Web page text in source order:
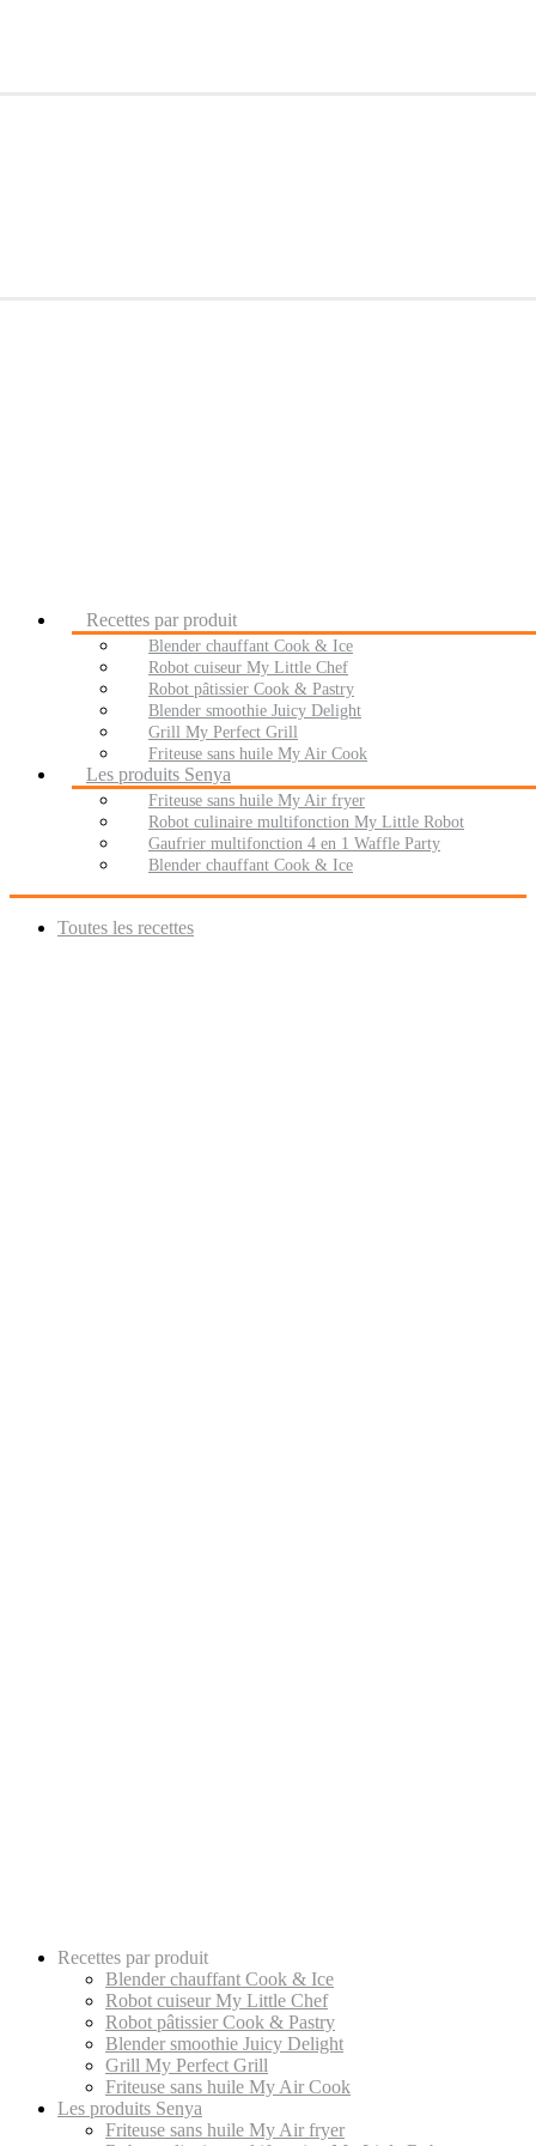
Recettes par produit
Blender chauffant Cook & Ice
Robot cuiseur My Little Chef
Robot pâtissier Cook & Pastry
Blender smoothie Juicy Delight
Grill My Perfect Grill
Friteuse sans huile My Air Cook
Les produits Senya
Friteuse sans huile My Air fryer
Robot culinaire multifonction My Little Robot
Gaufrier multifonction 4 en 1 Waffle Party
Blender chauffant Cook & Ice
Toutes les recettes
Recettes par produit
Blender chauffant Cook & Ice
Robot cuiseur My Little Chef
Robot pâtissier Cook & Pastry
Blender smoothie Juicy Delight
Grill My Perfect Grill
Friteuse sans huile My Air Cook
Les produits Senya
Friteuse sans huile My Air fryer